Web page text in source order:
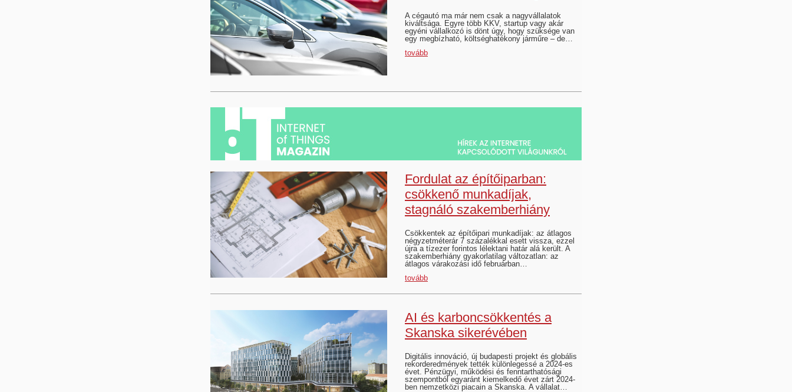
A cégautó ma már nem csak a nagyvállalatok
kiváltsága. Egyre több KKV, startup vagy akár
egyéni vállalkozó is dönt úgy, hogy szüksége van
egy megbízható, költséghatékony járműre – de…
tovább
Fordulat az építőiparban:
csökkenő munkadíjak,
stagnáló szakemberhiány
Csökkentek az építőipari munkadíjak: az átlagos
négyzetméterár 7 százalékkal esett vissza, ezzel
újra a tízezer forintos lélektani határ alá került. A
szakemberhiány gyakorlatilag változatlan: az
átlagos várakozási idő februárban…
tovább
AI és karboncsökkentés a
Skanska sikerévében
Digitális innováció, új budapesti projekt és globális
rekorderedmények tették különlegessé a 2024-es
évet. Pénzügyi, működési és fenntarthatósági
szempontból egyaránt kiemelkedő évet zárt 2024-
ben nemzetközi piacain a Skanska. A vállalat…